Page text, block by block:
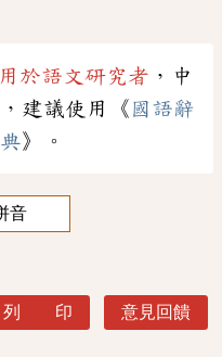
於語文研究者 ，中
建議使用《 國語辭
》。
音
列 印 意見回饋